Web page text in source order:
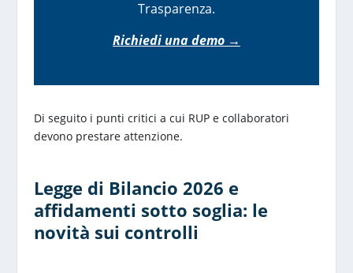
Trasparenza.
Richiedi una demo →
Di seguito i punti critici a cui RUP e collaboratori
devono prestare attenzione.
Legge di Bilancio 2026 e
affidamenti sotto soglia: le
novità sui controlli